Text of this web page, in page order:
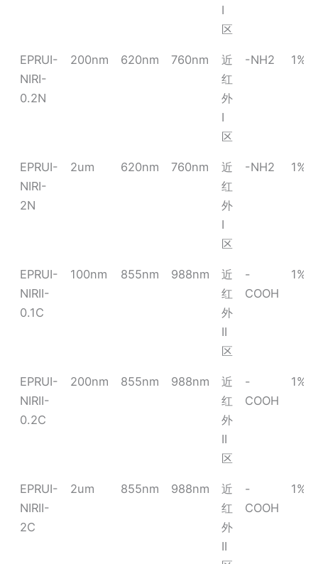
I
区
EPRUI-
NIRI-
0.2N
200nm 620nm 760nm
近
红
外
I
区
-NH2 1%
EPRUI-
NIRI-
2N
2um 620nm 760nm
近
红
外
I
区
-NH2 1%
EPRUI-
NIRII-
0.1C
100nm 855nm 988nm
近
红
外
II
区
-
COOH
1%
EPRUI-
NIRII-
0.2C
200nm 855nm 988nm
近
红
外
II
区
-
COOH
1%
EPRUI-
NIRII-
2C
2um 855nm 988nm
近
红
外
II
-
COOH
1%